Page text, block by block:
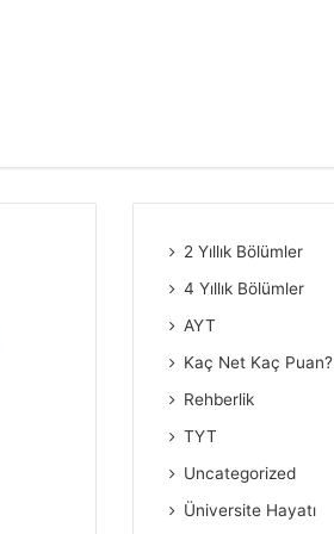
2 Yıllık Bölümler
4 Yıllık Bölümler
AYT
Kaç Net Kaç Puan?
Rehberlik
TYT
Uncategorized
Üniversite Hayatı